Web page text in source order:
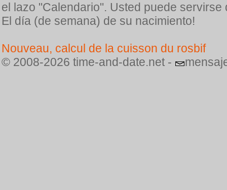
el lazo "Calendario". Usted puede
El día (de semana) de su nacimiento!
Nouveau, calcul de la cuisson du rosbif
© 2008-2026 time-and-date.net -